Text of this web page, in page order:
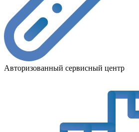
Авторизованный сервисный центр